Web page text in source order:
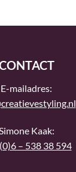
E-mailadres:
Simone Kaak:
– 538 38 594